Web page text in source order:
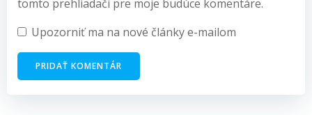
tomto prehliadači pre moje budúce komentáre.
Upozorniť ma na nové články e-mailom